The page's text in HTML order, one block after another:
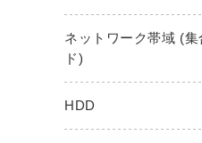
ネットワーク帯域 (集
ド)
HDD